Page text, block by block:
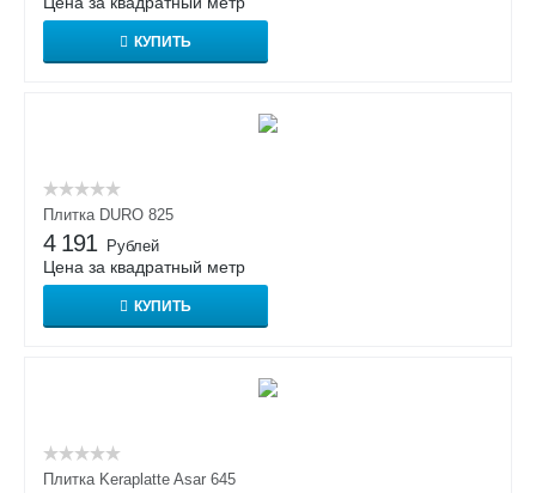
КУПИТЬ
Плитка DURO 825
4 191 Рублей
Цена за квадратный метр
КУПИТЬ
Плитка Keraplatte Asar 645